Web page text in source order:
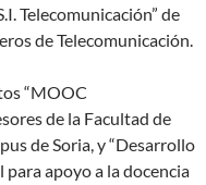
Telecomunicación” de
de Telecomunicación.
“MOOC
de la Facultad de
de Soria, y “Desarrollo
apoyo a la docencia